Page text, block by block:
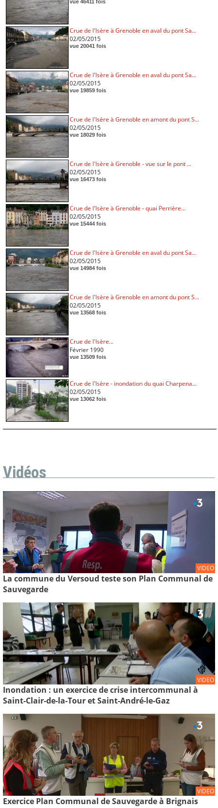
vue 46411 fois
Crue de l'Isère à Grenoble en aval du pont Sa...
02/05/2015
vue 20041 fois
Crue de l'Isère à Grenoble en aval du pont Sa...
02/05/2015
vue 19859 fois
Crue de l'Isère à Grenoble en amont du pont S...
02/05/2015
vue 18029 fois
Crue de l'Isère à Grenoble - vue sur le pont ...
02/05/2015
vue 16473 fois
Crue de l'Isère à Grenoble - quai Perrière...
02/05/2015
vue 15444 fois
Crue de l'Isère à Grenoble en aval du pont Sa...
02/05/2015
vue 14984 fois
Crue de l'Isère à Grenoble en amont du pont S...
02/05/2015
vue 13568 fois
Crue de l'Isère...
Février 1990
vue 13509 fois
Crue de l'Isère - inondation du quai Charpena...
02/05/2015
vue 13062 fois
Vidéos
VIDEO
La commune du Versoud teste son Plan Communal de
Sauvegarde
VIDEO
Inondation : un exercice de crise intercommunal à
Saint-Clair-de-la-Tour et Saint-André-le-Gaz
VIDEO
Exercice Plan Communal de Sauvegarde à Brignais